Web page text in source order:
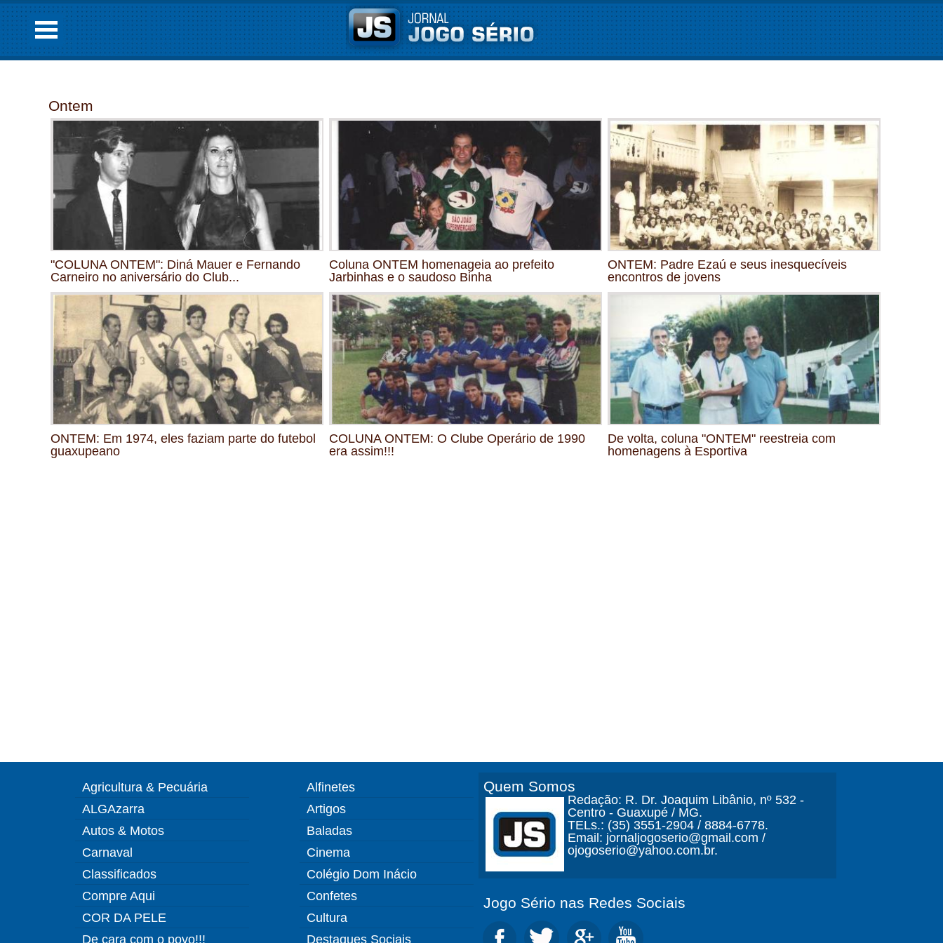
Ontem
"COLUNA ONTEM": Diná Mauer e Fernando
Carneiro no aniversário do Club...
Coluna ONTEM homenageia ao prefeito
Jarbinhas e o saudoso Binha
ONTEM: Padre Ezaú e seus inesquecíveis
encontros de jovens
ONTEM: Em 1974, eles faziam parte do futebol
guaxupeano
COLUNA ONTEM: O Clube Operário de 1990
era assim!!!
De volta, coluna "ONTEM" reestreia com
homenagens à Esportiva
Agricultura & Pecuária
ALGAzarra
Autos & Motos
Carnaval
Classificados
Compre Aqui
COR DA PELE
De cara com o povo!!!
Alfinetes
Artigos
Baladas
Cinema
Colégio Dom Inácio
Confetes
Cultura
Destaques Sociais
Quem Somos
Redação: R. Dr. Joaquim Libânio, nº 532 -
Centro - Guaxupé / MG.
TELs.: (35) 3551-2904 / 8884-6778.
Email: jornaljogoserio@gmail.com /
ojogoserio@yahoo.com.br.
Jogo Sério nas Redes Sociais